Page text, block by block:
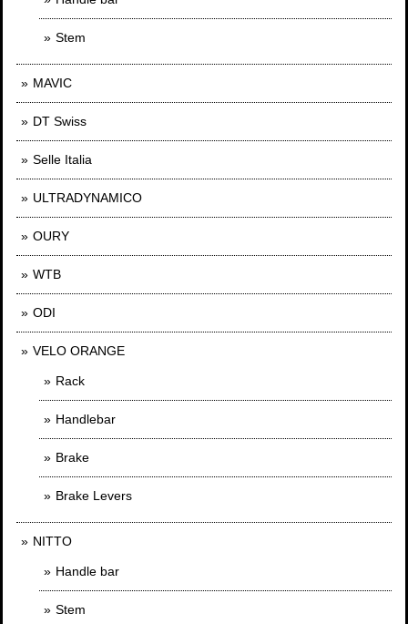
Stem
MAVIC
DT Swiss
Selle Italia
ULTRADYNAMICO
OURY
WTB
ODI
VELO ORANGE
Rack
Handlebar
Brake
Brake Levers
NITTO
Handle bar
Stem